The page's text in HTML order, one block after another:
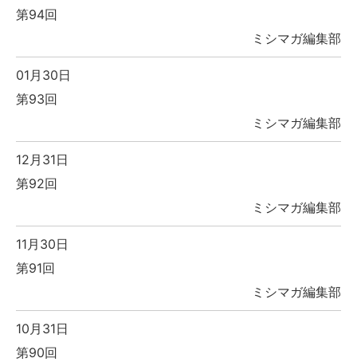
第94回
ミシマガ編集部
01月30日
第93回
ミシマガ編集部
12月31日
第92回
ミシマガ編集部
11月30日
第91回
ミシマガ編集部
10月31日
第90回